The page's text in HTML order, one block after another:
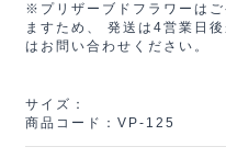
※プリザーブドフラワーは
ますため、 発送は4営業日
はお問い合わせください。
サイズ：
商品コード：VP‐125